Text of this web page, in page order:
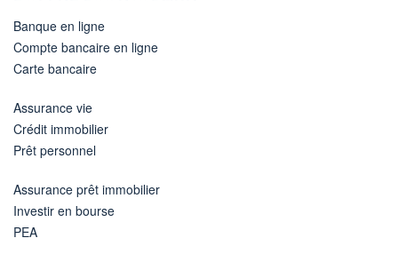
Banque en ligne
Compte bancaire en ligne
Carte bancaire
Assurance vie
Crédit immobilier
Prêt personnel
Assurance prêt immobilier
Investir en bourse
PEA